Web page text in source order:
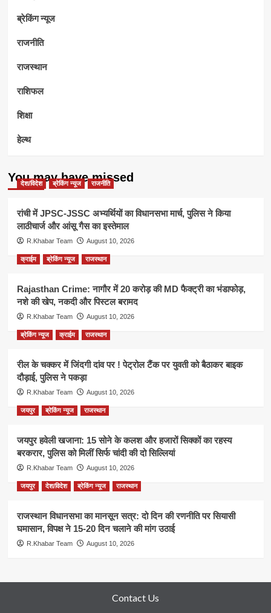
ब्रेकिंग न्यूज
राजनीति
राजस्थान
राशिफल
शिक्षा
हेल्थ
You may have missed
देश/विदेश ब्रेकिंग न्यूज राजनीति
रांची में JPSC-JSSC अभ्यर्थियों का विधानसभा मार्च, पुलिस ने किया
लाठीचार्ज और आंसू गैस का इस्तेमाल
R.Khabar Team August 10, 2026
क्राईम ब्रेकिंग न्यूज राजस्थान
Rajasthan Crime: नागौर में 20 करोड़ की MD फैक्ट्री का भंडाफोड़,
नशे की खेप, नकदी और पिस्टल बरामद
R.Khabar Team August 10, 2026
ब्रेकिंग न्यूज क्राईम राजस्थान
रील के चक्कर में जिंदगी दांव पर ! पेट्रोल टैंक पर युवती को बैठाकर बाइक
दौड़ाई, पुलिस ने पकड़ा
R.Khabar Team August 10, 2026
जयपुर ब्रेकिंग न्यूज राजस्थान
जयपुर हवेली खजाना: 15 सोने के कलश और हजारों सिक्कों का रहस्य
बरकरार, पुलिस को मिलीं सिर्फ चांदी की दो सिल्लियां
R.Khabar Team August 10, 2026
जयपुर देश/विदेश ब्रेकिंग न्यूज राजस्थान
राजस्थान विधानसभा का मानसून सत्र: दो दिन की रणनीति पर सियासी
घमासान, विपक्ष ने 15-20 दिन चलाने की मांग उठाई
R.Khabar Team August 10, 2026
Contact Us